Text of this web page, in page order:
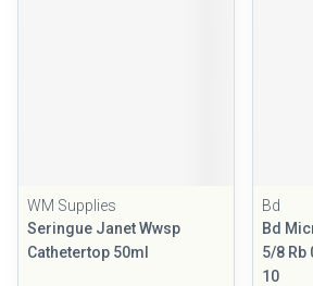
WM Supplies
Seringue Janet Wwsp
Cathetertop 50ml
Bd
Bd
5/8 Rb
10